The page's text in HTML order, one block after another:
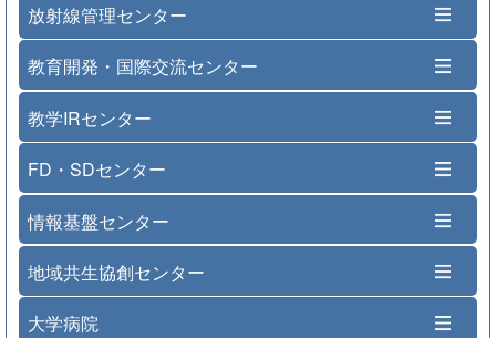
放射線管理センター
教育開発・国際交流センター
教学IRセンター
FD・SDセンター
情報基盤センター
地域共生協創センター
大学病院